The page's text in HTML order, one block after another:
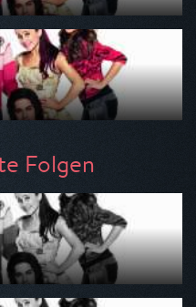
Folgen